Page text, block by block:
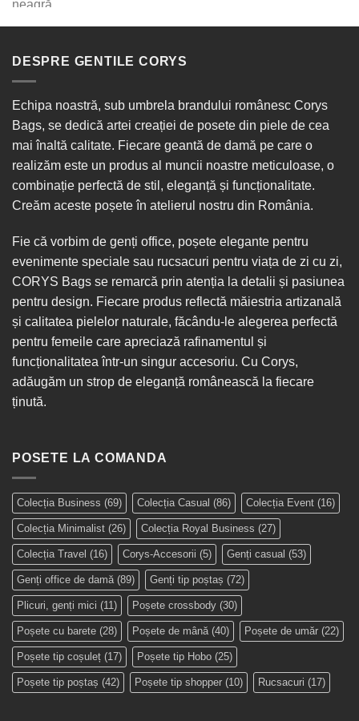
DESPRE GENTILE CORYS
Echipa noastră, sub umbrela brandului românesc Corys
Bags, se dedică artei creației de posete din piele de cea
mai înaltă calitate. Fiecare geantă de damă pe care o
realizăm este un produs al muncii noastre meticuloase, o
combinație perfectă de stil, eleganță și funcționalitate.
Creăm aceste poșete în atelierul nostru din România.
Fie că vorbim de genți office, poșete elegante pentru
evenimente speciale sau rucsacuri pentru viața de zi cu zi,
CORYS Bags se remarcă prin atenția la detalii și pasiunea
pentru design. Fiecare produs reflectă măiestria artizanală
și calitatea pielelor naturale, făcându-le alegerea perfectă
pentru femeile care apreciază rafinamentul și
funcționalitatea într-un singur accesoriu. Cu Corys,
adăugăm un strop de eleganță românească la fiecare
ținută.
POSETE LA COMANDA
Colecția Business (69) Colecția Casual (86) Colecția Event (16)
Colecția Minimalist (26) Colecția Royal Business (27)
Colecția Travel (16) Corys-Accesorii (5) Genți casual (53)
Genți office de damă (89) Genți tip poștaș (72)
Plicuri, genți mici (11) Poșete crossbody (30)
Poșete cu barete (28) Poșete de mână (40) Poșete de umăr (22)
Poșete tip coșuleț (17) Poșete tip Hobo (25)
Poșete tip poștaș (42) Poșete tip shopper (10) Rucsacuri (17)